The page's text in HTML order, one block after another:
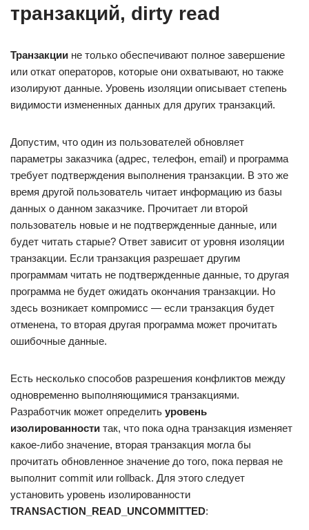
транзакций, dirty read
Транзакции не только обеспечивают полное завершение
или откат операторов, которые они охватывают, но также
изолируют данные. Уровень изоляции описывает степень
видимости измененных данных для других транзакций.
Допустим, что один из пользователей обновляет
параметры заказчика (адрес, телефон, email) и программа
требует подтверждения выполнения транзакции. В это же
время другой пользователь читает информацию из базы
данных о данном заказчике. Прочитает ли второй
пользователь новые и не подтвержденные данные, или
будет читать старые? Ответ зависит от уровня изоляции
транзакции. Если транзакция разрешает другим
программам читать не подтвержденные данные, то другая
программа не будет ожидать окончания транзакции. Но
здесь возникает компромисс — если транзакция будет
отменена, то вторая другая программа может прочитать
ошибочные данные.
Есть несколько способов разрешения конфликтов между
одновременно выполняющимися транзакциями.
Разработчик может определить уровень
изолированности так, что пока одна транзакция изменяет
какое-либо значение, вторая транзакция могла бы
прочитать обновленное значение до того, пока первая не
выполнит commit или rollback. Для этого следует
установить уровень изолированности
TRANSACTION_READ_UNCOMMITTED: